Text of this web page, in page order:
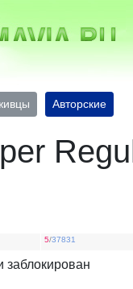
Авторские
5/37831
заблокирован